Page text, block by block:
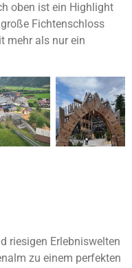
oben ist ein Highlight
Fichtenschloss
mehr als nur ein
riesigen Erlebniswelten
zu einem perfekten